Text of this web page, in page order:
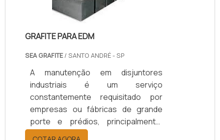
aplicado tanto a novos
empreendimentos quanto a
unidades e sistemas existentes e.
GRAFITE PARA EDM
SEA GRAFITE/ SANTO ANDRÉ - SP
A manutenção em disjuntores
industriais é um serviço
constantemente requisitado por
empresas ou fábricas de grande
porte e prédios, principalmente,
esse processo tem a finalidade de